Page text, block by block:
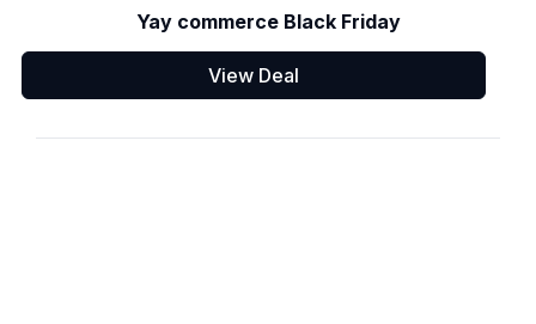
Yay commerce Black Friday
View Deal